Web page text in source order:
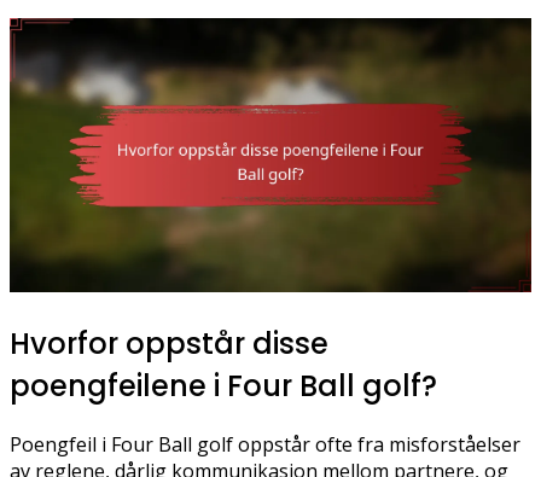
Hvorfor oppstår disse
poengfeilene i Four Ball golf?
Poengfeil i Four Ball golf oppstår ofte fra misforståelser
av reglene, dårlig kommunikasjon mellom partnere, og